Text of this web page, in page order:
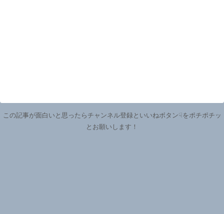
この記事が面白いと思ったらチャンネル登録といいねボタン☟をポチポチッ
とお願いします！